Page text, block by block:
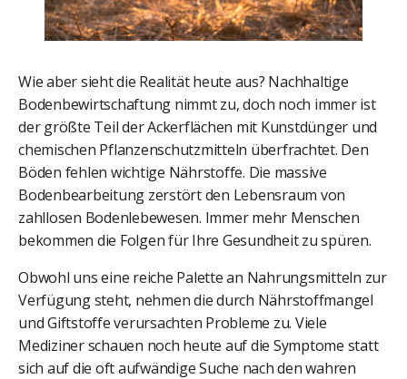
Wie aber sieht die Realität heute aus? Nachhaltige
Bodenbewirtschaftung nimmt zu, doch noch immer ist
der größte Teil der Ackerflächen mit Kunstdünger und
chemischen Pflanzenschutzmitteln überfrachtet. Den
Böden fehlen wichtige Nährstoffe. Die massive
Bodenbearbeitung zerstört den Lebensraum von
zahllosen Bodenlebewesen. Immer mehr Menschen
bekommen die Folgen für Ihre Gesundheit zu spüren.
Obwohl uns eine reiche Palette an Nahrungsmitteln zur
Verfügung steht, nehmen die durch Nährstoffmangel
und Giftstoffe verursachten Probleme zu. Viele
Mediziner schauen noch heute auf die Symptome statt
sich auf die oft aufwändige Suche nach den wahren